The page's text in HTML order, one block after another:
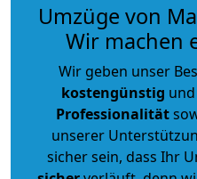
Umzüge von
Wir machen
Wir geben unser
kostengünstig
Professionalität
unserer
sicher sein, dass Ihr